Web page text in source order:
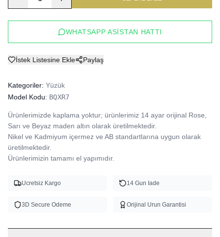
WHATSAPP ASISTAN HATTI
İstek Listesine Ekle Paylaş
Kategoriler: Yüzük
Model Kodu: BQXR7
Ürünlerimizde kaplama yoktur; ürünlerimiz 14 ayar orijinal Rose,
Sarı ve Beyaz maden altın olarak üretilmektedir.
Nikel ve Kadmiyum içermez ve AB standartlarına uygun olarak
üretilmektedir.
Ürünlerimizin tamamı el yapımıdır.
Ucretsiz Kargo 14 Gun Iade
3D Secure Odeme Orijinal Urun Garantisi